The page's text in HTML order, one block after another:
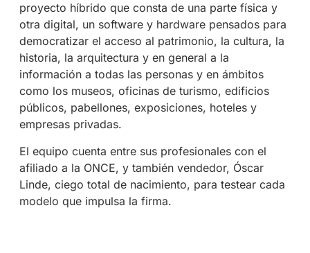
proyecto híbrido que consta de una parte física y
otra digital, un software y hardware pensados para
democratizar el acceso al patrimonio, la cultura, la
historia, la arquitectura y en general a la
información a todas las personas y en ámbitos
como los museos, oficinas de turismo, edificios
públicos, pabellones, exposiciones, hoteles y
empresas privadas.
El equipo cuenta entre sus profesionales con el
afiliado a la ONCE, y también vendedor, Óscar
Linde, ciego total de nacimiento, para testear cada
modelo que impulsa la firma.